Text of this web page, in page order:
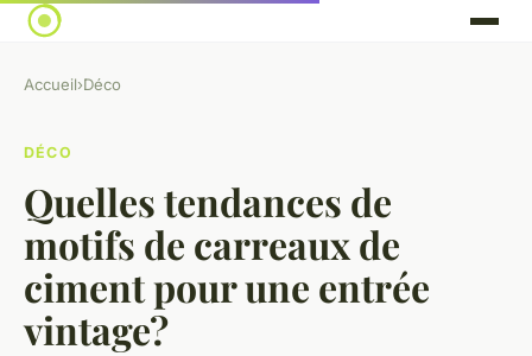
Accueil›Déco
DÉCO
Quelles tendances de
motifs de carreaux de
ciment pour une entrée
vintage?